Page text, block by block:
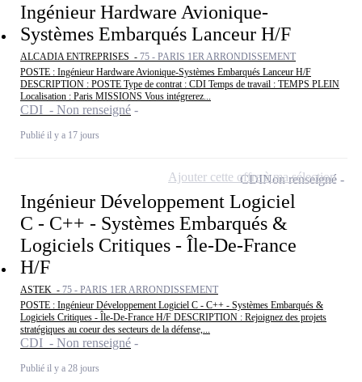
Ingénieur Hardware Avionique-
Systèmes Embarqués Lanceur H/F
ALCADIA ENTREPRISES - 75 - PARIS 1ER ARRONDISSEMENT
POSTE : Ingénieur Hardware Avionique-Systèmes Embarqués Lanceur H/F
DESCRIPTION : POSTE Type de contrat : CDI Temps de travail : TEMPS PLEIN
Localisation : Paris MISSIONS Vous intégrerez...
CDI - Non renseigné
Publié il y a 17 jours
Ingénieur Développement Logiciel
C - C++ - Systèmes Embarqués &
Logiciels Critiques - Île-De-France
H/F
ASTEK - 75 - PARIS 1ER ARRONDISSEMENT
POSTE : Ingénieur Développement Logiciel C - C++ - Systèmes Embarqués &
Logiciels Critiques - Île-De-France H/F DESCRIPTION : Rejoignez des projets
stratégiques au coeur des secteurs de la défense,...
CDI - Non renseigné
Publié il y a 28 jours
CDINon renseigné
Ajouter cette offre à ma sélection